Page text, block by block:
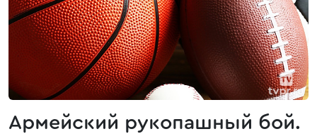
Армейский рукопашный бой.